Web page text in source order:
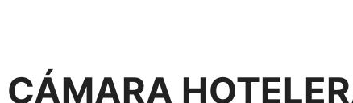
CÁMARA